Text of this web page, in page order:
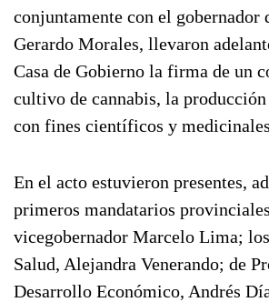
conjuntamente con el gobernador
Gerardo Morales, llevaron
Casa de Gobierno la firma de un
cultivo de cannabis, la producción
con fines científicos y
En el acto estuvieron presentes,
primeros mandatarios
vicegobernador Marcelo Lima;
Salud, Alejandra Venerando; de
Desarrollo Económico, Andrés